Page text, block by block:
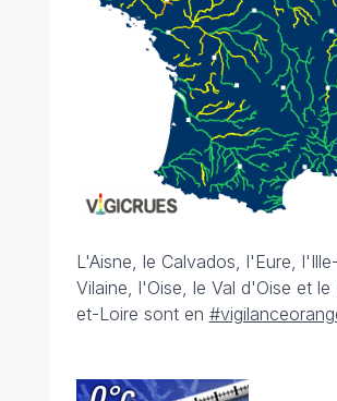
L'Aisne, le Calvados, l'Eure,
Vilaine, l'Oise, le Val d'Oise et le
et-Loire sont en